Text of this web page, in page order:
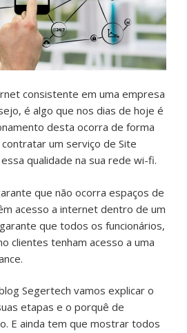
consistente em uma empresa
é algo que nos dias de hoje é
desta ocorra de forma
um serviço de Site
qualidade na sua rede wi-fi.
que não ocorra espaços de
acesso a internet dentro de um
que todos os funcionários,
clientes tenham acesso a uma
Segertech vamos explicar o
etapas e o porquê de
E ainda tem que mostrar todos